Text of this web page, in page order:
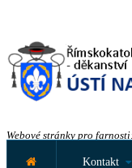
Webové stránky pro
Kontakt